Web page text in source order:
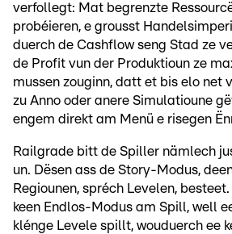
verfollegt: Mat begrenzte
probéieren, e grousst
duerch de Cashflow seng Stad ze
de Profit vun der Produktioun ze
mussen zouginn, datt et bis elo net
zu Anno oder anere Simulatioune
engem direkt am Menü e risegen
Railgrade bitt de Spiller nämlech
un. Dësen ass de Story-Modus,
Regiounen, spréch Levelen,
keen Endlos-Modus am Spill, well
klénge Levele spillt, wouduerch ee